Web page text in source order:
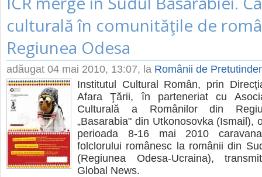
culturală în comunităţile de
Regiunea Odesa
adăugat 04 mai 2010, 13:07, la Românii de
Institutul Cultural Român, prin
Afara Ţării, în parteneriat cu
Culturală a Românilor din
„Basarabia" din Utkonosovka (Ismail),
perioada 8-16 mai 2010
folclorului românesc la românii din
(Regiunea Odesa-Ucraina),
Global News.